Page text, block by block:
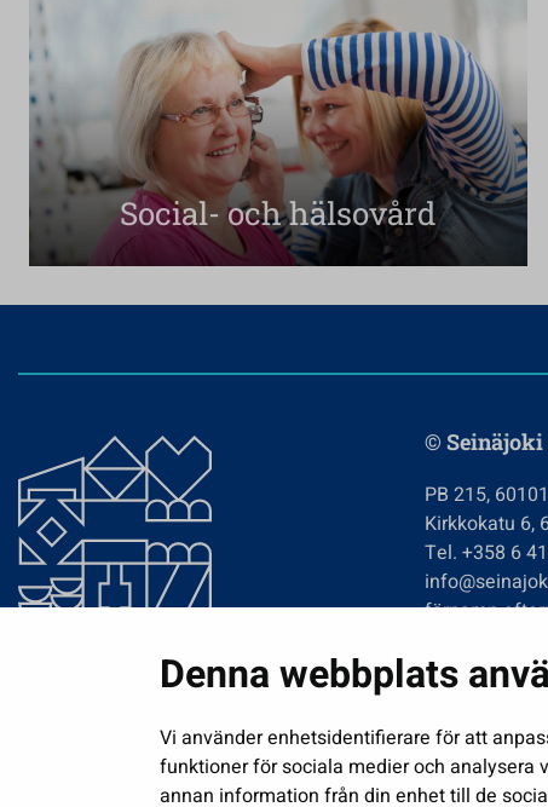
Denna webbplats
Vi använder enhetsidentifierare för att
funktioner för sociala medier och analysera
annan information från din enhet till de
Social- och hälsovård
© Seinäjoki
PB 215,
Kirkkokatu 6,
Tel. +358 6